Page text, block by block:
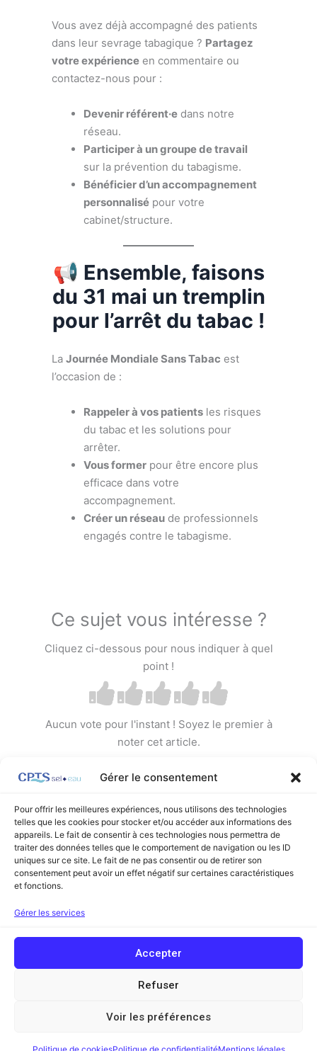
Gérer le consentement
Pour offrir les meilleures expériences, nous utilisons des technologies
telles que les cookies pour stocker et/ou accéder aux informations des
appareils. Le fait de consentir à ces technologies nous permettra de
traiter des données telles que le comportement de navigation ou les ID
uniques sur ce site. Le fait de ne pas consentir ou de retirer son
consentement peut avoir un effet négatif sur certaines caractéristiques
et fonctions.
Gérer les services
Accepter
Refuser
Voir les préférences
Vous avez déjà accompagné des patients
dans leur sevrage tabagique ? Partagez
votre expérienceen commentaire ou
contactez-nous pour :
Devenir référent·edans notre
réseau.
Participer à un groupe de travail
sur la prévention du tabagisme.
Bénéficier d’un accompagnement
personnalisépour votre
cabinet/structure.
📢 Ensemble, faisons
du 31 mai un tremplin
pour l’arrêt du tabac !
La Journée Mondiale Sans Tabac est
l’occasion de :
Rappeler à vos patientsles risques
du tabac et les solutions pour
arrêter.
Vous formerpour être encore plus
efficace dans votre
accompagnement.
Créer un réseaude professionnels
engagés contre le tabagisme.
Ce sujet vous intéresse ?
Cliquez ci-dessous pour nous indiquer à quel
point !
Aucun vote pour l'instant ! Soyez le premier à
noter cet article.
Article précédent Article suivant
Sel et Eau (ex Sel et Vermois) | Powered by
Mentions légales